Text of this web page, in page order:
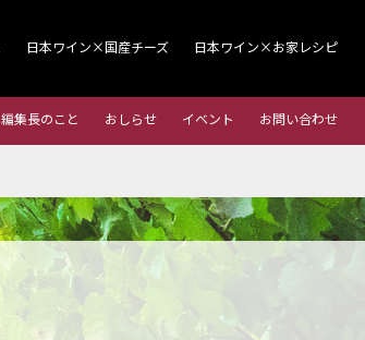
日本ワイン×国産チーズ 日本ワイン×お家レシピ
編集長のこと おしらせ イベント お問い合わせ